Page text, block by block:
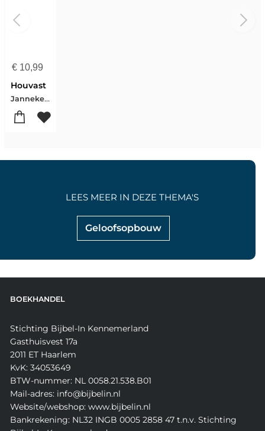
€10,99
Houvast
Janneke Huisman
Geloofsopbouw
LEES MEER IN DEZE THEMA'S
BOEKHANDEL
Stichting Bijbel-In Kennemerland
Gasthuisvest 17a
2011 ET Haarlem
KvK: 34053649
BTW-nummer: NL 0058.21.538.B01
Mail-adres: info@bijbelin.nl
Website/webshop: www.bijbelin.nl
Bankrekening: NL32 INGB 0005 2858 47 t.n.v. Stichting